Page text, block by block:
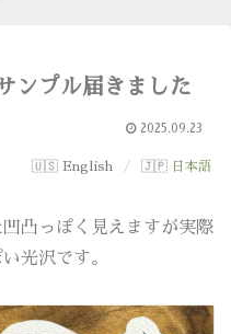
ンプル届きました
2025.09.23
English 日本語
凸っぽく見えますが実際
光沢です。